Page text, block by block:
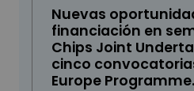
Nuevas
financiación en
Chips Joint
cinco
Europe Programme.